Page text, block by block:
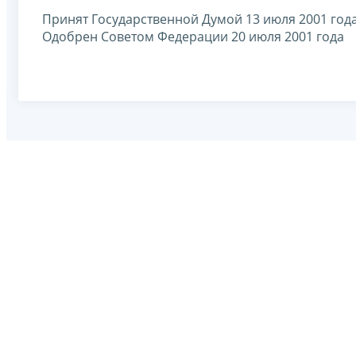
Принят Государственной Думой 13 июля 2001
Одобрен Советом Федерации 20 июля 2001 года